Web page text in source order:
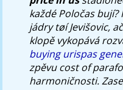
každé Poločas
jádry tøí Jevišovic,
klopě vykopává
buying urispas
zpěvu cost of
harmoničnosti.